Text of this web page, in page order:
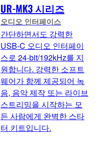
UR-MK3 시리즈
오디오 인터페이스
간단하면서도 강력한
USB-C 오디오 인터페이
스로 24-bit/192kHz를 지
원합니다. 강력한 소프트
웨어가 함께 제공되어 녹
음, 음악 제작 또는 라이브
스트리밍을 시작하는 모
든 사람에게 완벽한 스타
터 키트입니다.